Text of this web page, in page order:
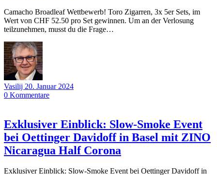
Camacho Broadleaf Wettbewerb! Toro Zigarren, 3x 5er Sets, im
Wert von CHF 52.50 pro Set gewinnen. Um an der Verlosung
teilzunehmen, musst du die Frage…
Vasilij 20. Januar 2024
0 Kommentare
Exklusiver Einblick: Slow-Smoke Event
bei Oettinger Davidoff in Basel mit ZINO
Nicaragua Half Corona
Exklusiver Einblick: Slow-Smoke Event bei Oettinger Davidoff in